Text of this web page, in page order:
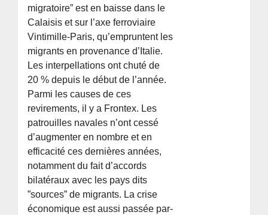
migratoire” est en baisse dans le
Calaisis et sur l’axe ferroviaire
Vintimille-Paris, qu’empruntent les
migrants en provenance d’Italie.
Les interpellations ont chuté de
20 % depuis le début de l’année.
Parmi les causes de ces
revirements, il y a Frontex. Les
patrouilles navales n’ont cessé
d’augmenter en nombre et en
efficacité ces dernières années,
notamment du fait d’accords
bilatéraux avec les pays dits
”sources” de migrants. La crise
économique est aussi passée par-